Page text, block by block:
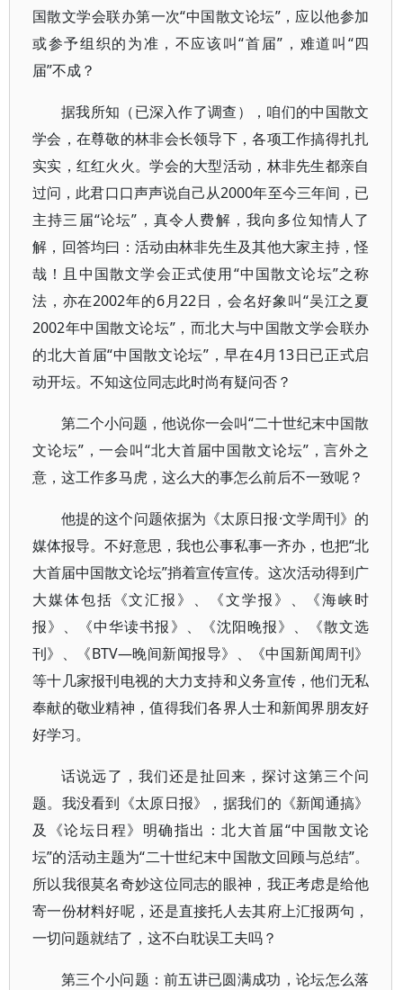
国散文学会联办第一次“中国散文论坛”，应以他参加
或参予组织的为准，不应该叫“首届”，难道叫“四
届”不成？
据我所知（已深入作了调查），咱们的中国散文
学会，在尊敬的林非会长领导下，各项工作搞得扎扎
实实，红红火火。学会的大型活动，林非先生都亲自
过问，此君口口声声说自己从2000年至今三年间，已
主持三届“论坛”，真令人费解，我向多位知情人了
解，回答均曰：活动由林非先生及其他大家主持，怪
哉！且中国散文学会正式使用“中国散文论坛”之称
法，亦在2002年的6月22日，会名好象叫“吴江之夏
2002年中国散文论坛”，而北大与中国散文学会联办
的北大首届“中国散文论坛”，早在4月13日已正式启
动开坛。不知这位同志此时尚有疑问否？
第二个小问题，他说你一会叫“二十世纪末中国散
文论坛”，一会叫“北大首届中国散文论坛”，言外之
意，这工作多马虎，这么大的事怎么前后不一致呢？
他提的这个问题依据为《太原日报·文学周刊》的
媒体报导。不好意思，我也公事私事一齐办，也把“北
大首届中国散文论坛”捎着宣传宣传。这次活动得到广
大媒体包括《文汇报》、《文学报》、《海峡时
报》、《中华读书报》、《沈阳晚报》、《散文选
刊》、《BTV—晚间新闻报导》、《中国新闻周刊》
等十几家报刊电视的大力支持和义务宣传，他们无私
奉献的敬业精神，值得我们各界人士和新闻界朋友好
好学习。
话说远了，我们还是扯回来，探讨这第三个问
题。我没看到《太原日报》，据我们的《新闻通搞》
及《论坛日程》明确指出：北大首届“中国散文论
坛”的活动主题为“二十世纪末中国散文回顾与总结”。
所以我很莫名奇妙这位同志的眼神，我正考虑是给他
寄一份材料好呢，还是直接托人去其府上汇报两句，
一切问题就结了，这不白耽误工夫吗？
第三个小问题：前五讲已圆满成功，论坛怎么落